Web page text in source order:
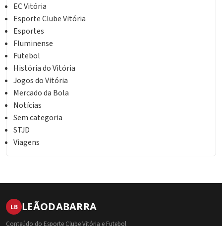
EC Vitória
Esporte Clube Vitória
Esportes
Fluminense
Futebol
História do Vitória
Jogos do Vitória
Mercado da Bola
Notícias
Sem categoria
STJD
Viagens
LB LEÃODABARRA
Conteúdo do Esporte Clube Vitória e Futebol